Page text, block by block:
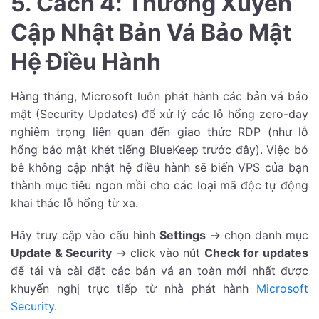
Cập Nhật Bản Vá Bảo Mật
Hệ Điều Hành
Hàng tháng, Microsoft luôn phát hành các bản vá bảo
mật (Security Updates) để xử lý các lỗ hổng zero-day
nghiêm trọng liên quan đến giao thức RDP (như lỗ
hổng bảo mật khét tiếng BlueKeep trước đây). Việc bỏ
bê không cập nhật hệ điều hành sẽ biến VPS của bạn
thành mục tiêu ngon mồi cho các loại mã độc tự động
khai thác lỗ hổng từ xa.
Hãy truy cập vào cấu hình Settings-> chọn danh mục
Update & Security -> click vào nút Check for updates
để tải và cài đặt các bản vá an toàn mới nhất được
khuyến nghị trực tiếp từ nhà phát hành Microsoft
Security.